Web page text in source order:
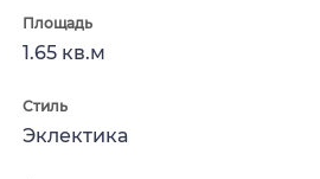
Площадь
1.65 кв.м
Стиль
Эклектика